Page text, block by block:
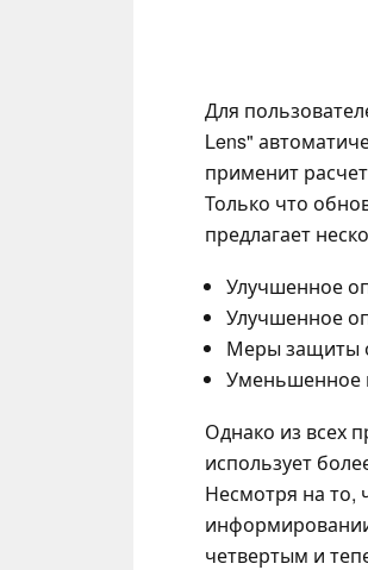
Для
Lens"
применит
Только что
предлагает
Улучшенное
Улучшенное
Меры защиты
Уменьшенное
Однако из всех
использует
Несмотря на то,
четвертым и